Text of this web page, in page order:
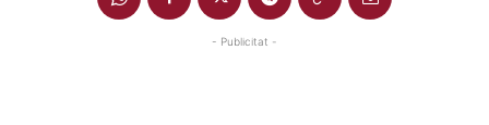
- Publicitat -